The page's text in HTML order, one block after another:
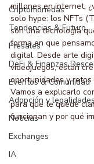
Criptomonedas
Tendencias & Futuro
Presales
DeFi & Finanzas
Eventos & Comunidad
Adopción y
Noticias
Exchanges
IA
millones en internet,
solo hype: los NFTs
son una tecnología
forma en que
digital. Desde arte
videojuegos, están
oportunidades y
Vamos a explicarlo
para que te quede
funcionan y por qué